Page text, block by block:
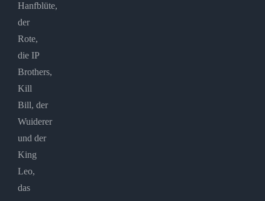
Hanfblüte,
der
Rote,
die IP
Brothers,
Kill
Bill, der
Wuiderer
und der
King
Leo,
das